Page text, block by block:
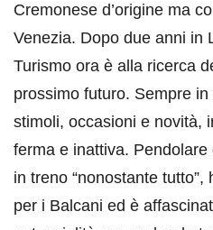
Cremonese d’origine ma
Venezia. Dopo due anni in
Turismo ora è alla ricerca
prossimo futuro. Sempre
stimoli, occasioni e novità,
ferma e inattiva.
in treno “nonostante
per i Balcani ed è